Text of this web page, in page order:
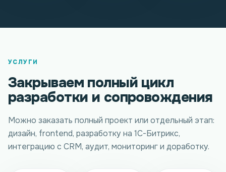
УСЛУГИ
Закрываем полный цикл
разработки и сопровождения
Можно заказать полный проект или отдельный этап:
дизайн, frontend, разработку на 1С-Битрикс,
интеграцию с CRM, аудит, мониторинг и доработку.